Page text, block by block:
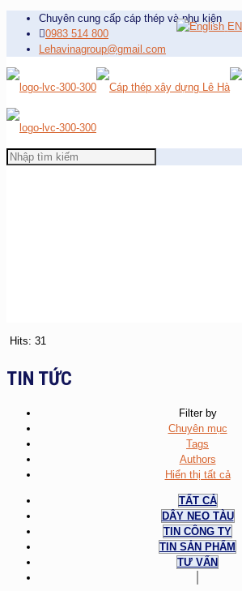
Chuyên cung cấp cáp thép và phụ kiện
0983 514 800
Lehavinagroup@gmail.com
Hits: 31
TIN TỨC
Filter by
Chuyên mục
Tags
Authors
Hiển thị tất cả
TẤT CẢ
DÂY NEO TÀU
TIN CÔNG TY
TIN SẢN PHẨM
TƯ VẤN
EN